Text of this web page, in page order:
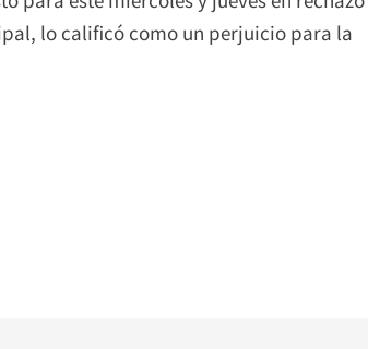
lo calificó como un perjuicio para la